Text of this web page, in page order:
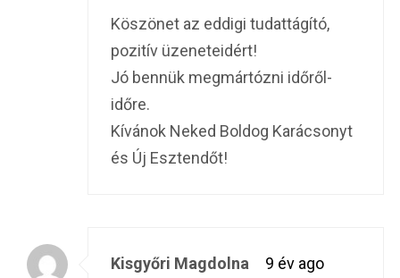
Köszönet az eddigi tudattágító,
pozitív üzeneteidért!
Jó bennük megmártózni időről-
időre.
Kívánok Neked Boldog Karácsonyt
és Új Esztendőt!
Kisgyőri Magdolna 9 év ago